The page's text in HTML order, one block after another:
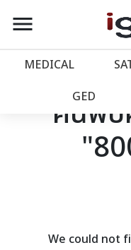
account_balance หน้าแรก
เว็บไซต์อิกไน
โปรโมชั่น
menu
MEDICAL
GED
ค้นพบ
We could not